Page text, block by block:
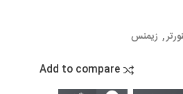
, زیمنس
Add to compare